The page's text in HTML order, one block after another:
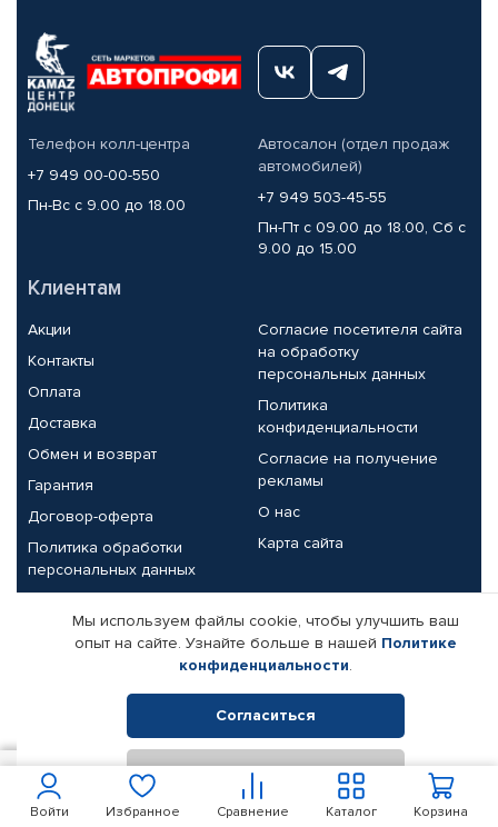
Войти Избранное Сравнение Корзина
Каталог
Телефон колл-центра
+7 949 00-00-550
Пн-Вс с 9.00 до 18.00
Автосалон (отдел продаж
автомобилей)
+7 949 503-45-55
Пн-Пт с 09.00 до 18.00, Сб с
9.00 до 15.00
Клиентам
Акции
Контакты
Оплата
Доставка
Обмен и возврат
Гарантия
Договор-оферта
Политика обработки
персональных данных
Согласие посетителя сайта
на обработку
персональных данных
Политика
конфиденциальности
Согласие на получение
рекламы
О нас
Карта сайта
Партнерам
Корпоративным клиентам
Поставщикам
Реквизиты компании
© КАМАЗ ЦЕНТР ДОНЕЦК, 2015-2026. Все права защищены.
Интернет-магазин автомобильных товаров Автопрофи.
Мы используем файлы cookie, чтобы улучшить ваш
опыт на сайте. Узнайте больше в нашей Политике
конфиденциальности.
Согласиться
Отклонить
400 В корзину